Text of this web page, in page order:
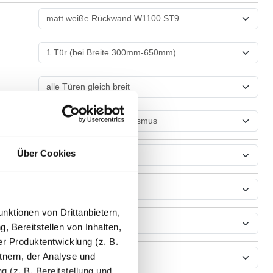
Über Cookies
von Drittanbietern,
Bereitstellen von Inhalten,
Produktentwicklung (z. B.
der Analyse und
(z. B. Bereitstellung und